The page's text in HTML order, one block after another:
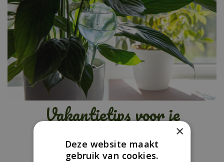
Vakantietips voor je
×
Deze website maakt
gebruik van cookies.